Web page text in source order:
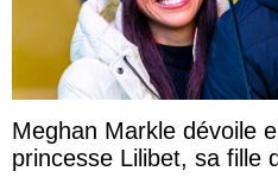
Meghan Markle dévoile
princesse Lilibet, sa fille